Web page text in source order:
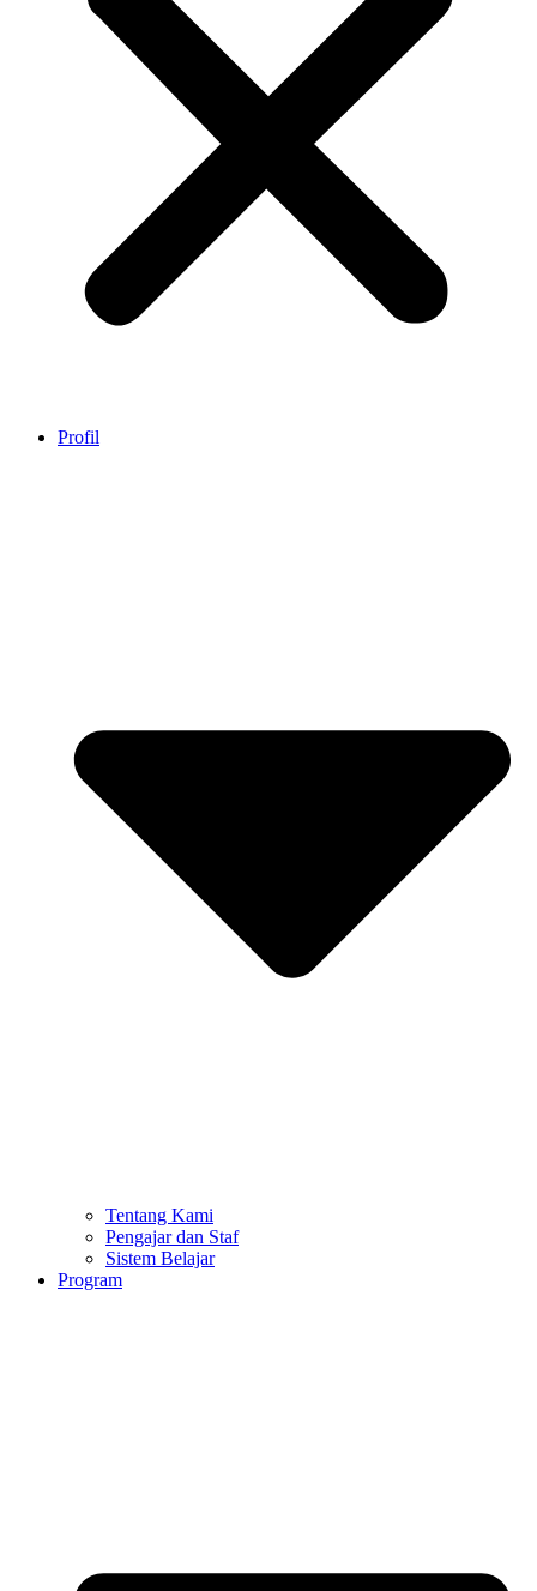
Profil
Tentang Kami
Pengajar dan Staf
Sistem Belajar
Program